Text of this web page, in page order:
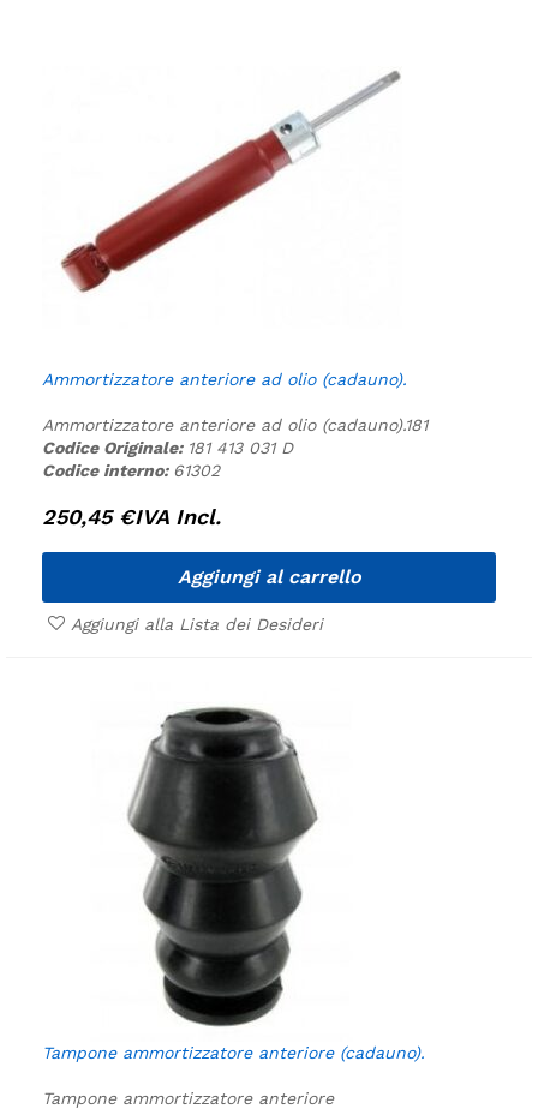
Ammortizzatore anteriore ad olio (cadauno).
Ammortizzatore anteriore ad olio (cadauno).181
Codice Originale: 181 413 031 D
Codice interno: 61302
250,45 €IVA Incl.
Aggiungi al carrello
Aggiungi alla Lista dei Desideri
Tampone ammortizzatore anteriore (cadauno).
Tampone ammortizzatore anteriore